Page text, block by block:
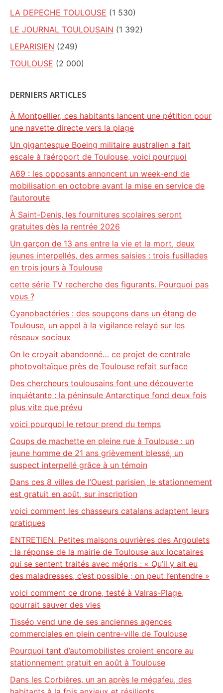
LA DEPECHE TOULOUSE (1 530)
LE JOURNAL TOULOUSAIN (1 392)
LEPARISIEN (249)
TOULOUSE (2 000)
DERNIERS ARTICLES
À Montpellier, ces habitants lancent une pétition pour
une navette directe vers la plage
Un gigantesque Boeing militaire australien a fait
escale à l’aéroport de Toulouse, voici pourquoi
A69 : les opposants annoncent un week-end de
mobilisation en octobre avant la mise en service de
l’autoroute
À Saint-Denis, les fournitures scolaires seront
gratuites dès la rentrée 2026
Un garçon de 13 ans entre la vie et la mort, deux
jeunes interpellés, des armes saisies : trois fusillades
en trois jours à Toulouse
cette série TV recherche des figurants. Pourquoi pas
vous ?
Cyanobactéries : des soupçons dans un étang de
Toulouse, un appel à la vigilance relayé sur les
réseaux sociaux
On le croyait abandonné… ce projet de centrale
photovoltaïque près de Toulouse refait surface
Des chercheurs toulousains font une découverte
inquiétante : la péninsule Antarctique fond deux fois
plus vite que prévu
voici pourquoi le retour prend du temps
Coups de machette en pleine rue à Toulouse : un
jeune homme de 21 ans grièvement blessé, un
suspect interpellé grâce à un témoin
Dans ces 8 villes de l’Ouest parisien, le stationnement
est gratuit en août, sur inscription
voici comment les chasseurs catalans adaptent leurs
pratiques
ENTRETIEN. Petites maisons ouvrières des Argoulets
: la réponse de la mairie de Toulouse aux locataires
qui se sentent traités avec mépris : « Qu’il y ait eu
des maladresses, c’est possible ; on peut l’entendre »
voici comment ce drone, testé à Valras-Plage,
pourrait sauver des vies
Tisséo vend une de ses anciennes agences
commerciales en plein centre-ville de Toulouse
Pourquoi tant d’automobilistes croient encore au
stationnement gratuit en août à Toulouse
Dans les Corbières, un an après le mégafeu, des